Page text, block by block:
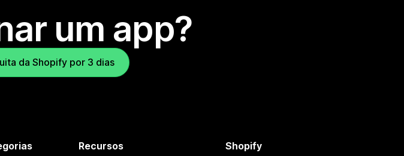
um app?
da Shopify por 3 dias
Recursos Shopify